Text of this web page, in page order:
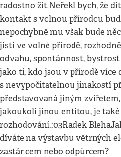
radostno žít.Neřekl bych, že
kontakt s volnou přírodou
nepochybně mu však bude
jisti ve volné přírodě,
odvahu, spontánnost,
jako ti, kdo jsou v přírodě více
s nevypočitatelnou jinakostí
představovaná jiným
jakoukoli jinou entitou, je také
rozhodování.:03Radek
díváte na výstavbu větrných
zastáncem nebo odpůrcem?